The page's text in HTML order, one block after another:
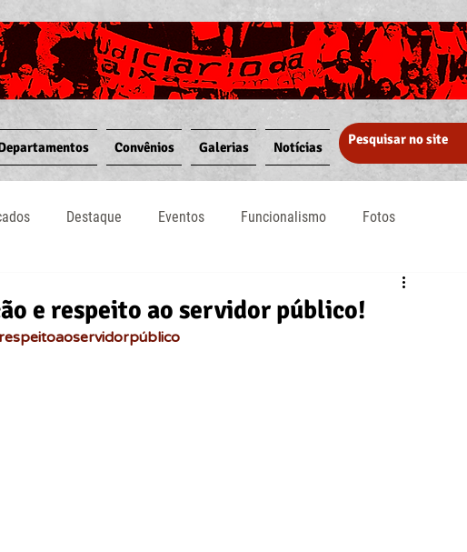
Convênios Galerias Notícias
Destaque Eventos Funcionalismo Fotos
e respeito ao servidor público!